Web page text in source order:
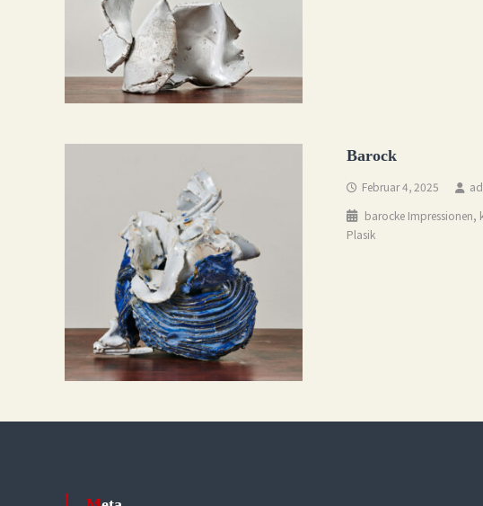
Barock
Februar 4, 2025
barocke Impressionen,
Plasik